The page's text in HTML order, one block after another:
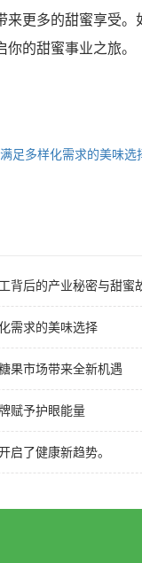
来更多的甜蜜享受
的甜蜜事业之旅。
足多样化需求的美味选
背后的产业秘密与甜蜜
需求的美味选择
果市场带来全新机遇
赋予护眼能量
启了健康新趋势。